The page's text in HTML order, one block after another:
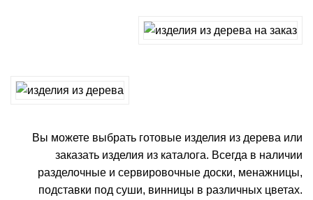
Вы можете выбрать готовые изделия из дерева или
заказать изделия из каталога. Всегда в наличии
разделочные и сервировочные доски, менажницы,
подставки под суши, винницы в различных цветах.